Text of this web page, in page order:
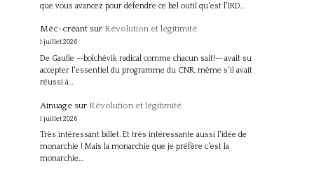
que vous avancez pour défendre ce bel outil qu'est l'IRD…
Méc-créantsur Révolution et légitimité
1 juillet 2026
De Gaulle --bolchévik radical comme chacun sait!-- avait su
accepter l'essentiel du programme du CNR, même s'il avait
réussi à…
Ainuagesur Révolution et légitimité
1 juillet 2026
Très intéressant billet. Et très intéressante aussi l'idée de
monarchie ! Mais la monarchie que je préfère c'est la
monarchie…